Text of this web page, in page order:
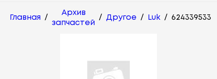
Главная /
Архив
запчастей
/ Другое / Luk / 624339533